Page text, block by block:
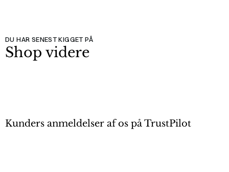
DU HAR SENEST KIGGET PÅ
Shop videre
Kunders anmeldelser af os på TrustPilot